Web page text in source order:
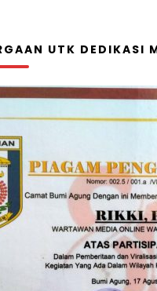
UTK DEDIKASI